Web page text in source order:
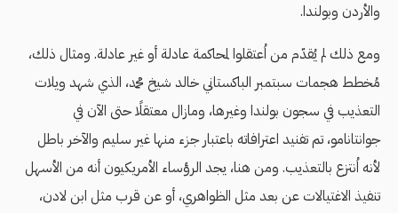
والأردن وبولندا.
ومع ذلك لم يُقدّم من اُعتقلوا لمحاكمة عادلة أو غير عادلة. ومثال ذلك،
مُخطط هجمات سبتمبر الباكستاني خالد شيخ محمد، الذي شهد ويلات
التعذيب في سجون بولندا وغيرها، ومازال معتقلًا حتى الآن في
جوانتانامو، تم تفنيد اعترافاته باعتبار جزء منها غير سليم والآخر باطل
لأنه اُنتزع بالتعذيب. ومن هنا، يجد الرؤساء الأمريكيون أنه من الأسهل
تنفيذ الاغتيالات عن بعد مثل الظواهري، أو عن قرب مثل ابن لادن،